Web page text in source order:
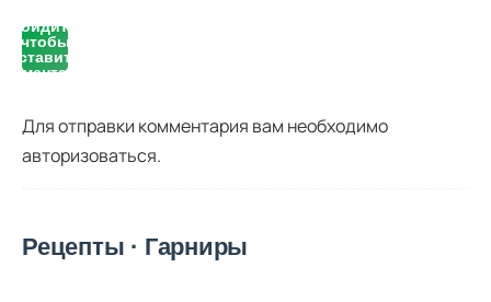
Войдите,
чтобы
оставить
Для отправки комментария вам необходимо
авторизоваться.
Рецепты · Гарниры